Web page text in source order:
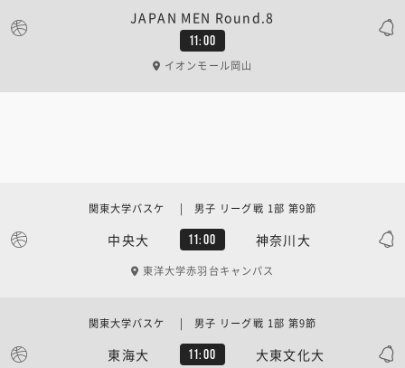
11:00
JAPAN MEN Round.8
イオンモール岡山
中央大 11:00 神奈川大
関東大学バスケ | 男子 リーグ戦 1部 第9節
東洋大学赤羽台キャンパス
東海大 11:00 大東文化大
関東大学バスケ | 男子 リーグ戦 1部 第9節